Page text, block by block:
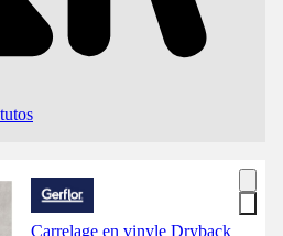
Carrelage en vinyle Dryback